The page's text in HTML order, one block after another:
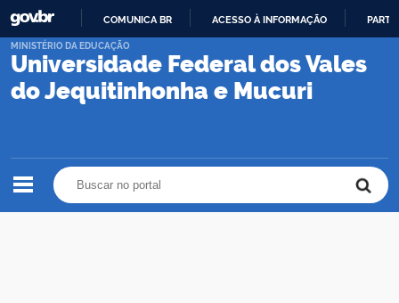
PARA
CONTEÚDO
COMUNICA BR ACESSO À INFORMAÇÃO
Universidade Federal dos Vales
do Jequitinhonha e Mucuri
MINISTÉRIO DA EDUCAÇÃO